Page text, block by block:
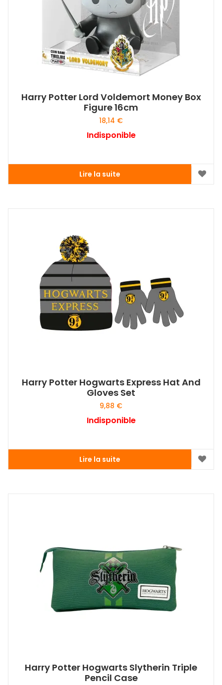
Harry Potter Lord Voldemort Money Box
Figure 16cm
18,14 €
Indisponible
Lire la suite
Harry Potter Hogwarts Express Hat And
Gloves Set
9,88 €
Indisponible
Lire la suite
Harry Potter Hogwarts Slytherin Triple
Pencil Case